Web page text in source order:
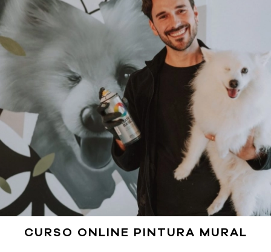
CURSO ONLINE PINTURA MURAL